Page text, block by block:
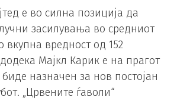
е во силна позиција да
засилувања во средниот
вкупна вредност од 152
Мајкл Карик е на прагот
назначен за нов постојан
„Црвените ѓаволи“